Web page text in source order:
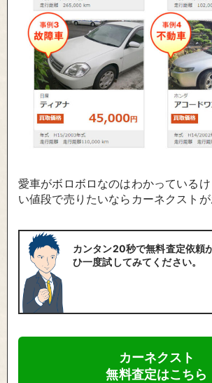
愛車がボロボロなのはわかっている
い値段で売りたいならカーネクストが
カンタン20秒で無料査定依頼
ひ一度試してみてください。
カーネクスト
無料査定はこちら